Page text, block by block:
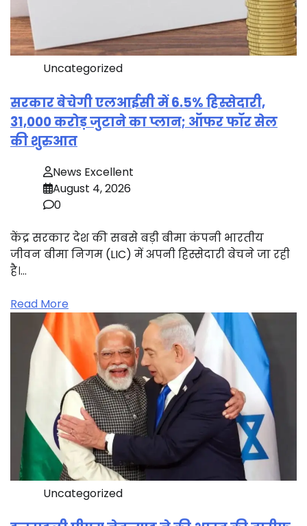
Uncategorized
सरकार बेचेगी एलआईसी में 6.5% हिस्सेदारी,
31,000 करोड़ जुटाने का प्लान; ऑफर फॉर सेल
की शुरुआत
News Excellent
August 4, 2026
0
केंद्र सरकार देश की सबसे बड़ी बीमा कंपनी भारतीय
जीवन बीमा निगम (LIC) में अपनी हिस्सेदारी बेचने जा रही
है।…
Read More
Uncategorized